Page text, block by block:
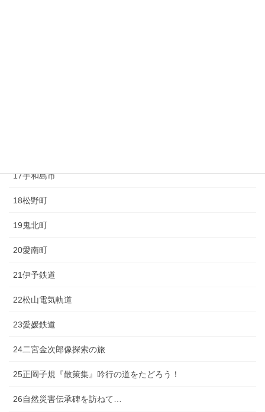
17宇和島市
18松野町
19鬼北町
20愛南町
21伊予鉄道
22松山電気軌道
23愛媛鉄道
24二宮金次郎像探索の旅
25正岡子規『散策集』吟行の道をたどろう！
26自然災害伝承碑を訪ねて…